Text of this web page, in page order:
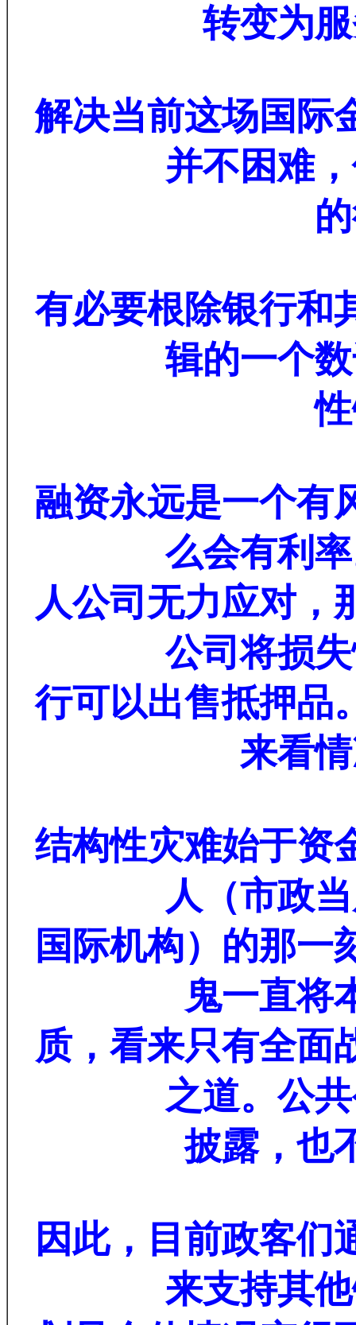
转变为
解决当前这场国际
并不困难
有必要根除银行和
辑的一个
融资永远是一个有
么会有利
人公司无力应对，
公司将损
行可以出售抵押
来看
结构性灾难始于资
人（市政
国际机构）的那一
鬼一直将
质，看来只有全面
之道。公
披露，也
因此，目前政客们
来支持其